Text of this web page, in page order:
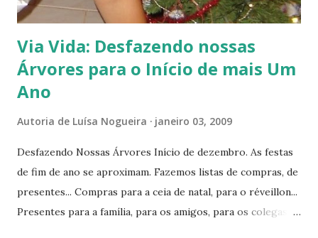
Via Vida: Desfazendo nossas
Árvores para o Início de mais Um
Ano
Autoria de Luísa Nogueira janeiro 03, 2009
Desfazendo Nossas Árvores Início de dezembro. As festas
de fim de ano se aproximam. Fazemos listas de compras, de
presentes... Compras para a ceia de natal, para o réveillon...
Presentes para a família, para os amigos, para os colegas